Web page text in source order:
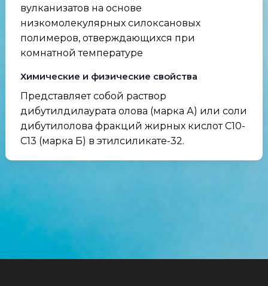
вулканизатов на основе
низкомолекулярных силоксановых
полимеров, отверждающихся при
комнатной температуре
Химические и физические свойства
Представляет собой раствор
дибутилдилаурата олова (марка А) или соли
дибутилолова фракций жирных кислот С10-
С13 (марка Б) в этилсиликате-32.